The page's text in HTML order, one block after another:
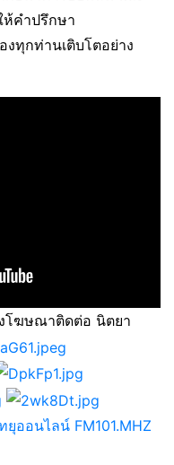
ห้คำปรึกษา
ทุกท่านเติบโตอย่าง
โฆษณาติดต่อ นิตยา
ยุออนไลน์ FM101.MHZ